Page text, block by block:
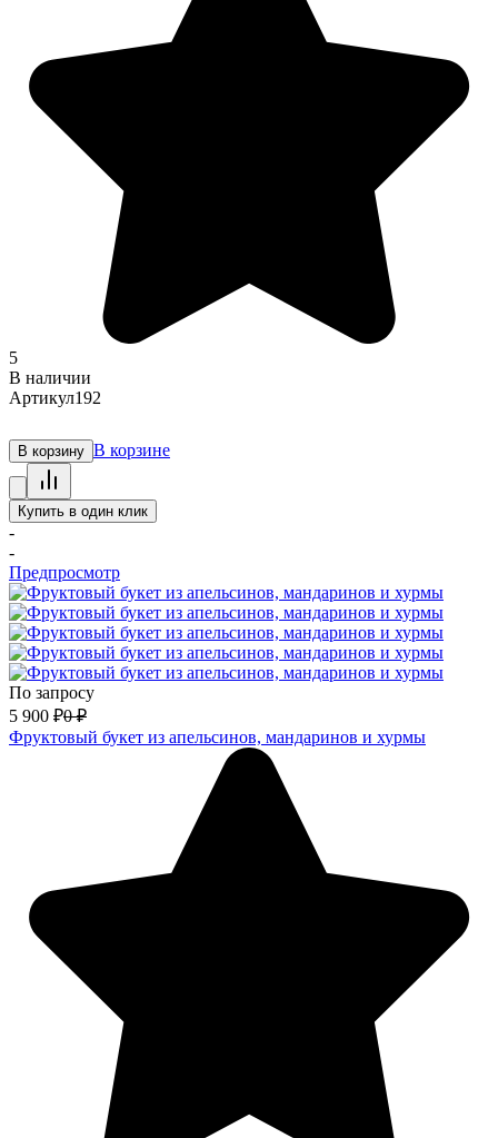
5
В наличии
Артикул192
В корзину В корзине
Купить в один клик
-
-
Предпросмотр
По запросу
5 900 ₽0 ₽
Фруктовый букет из апельсинов, мандаринов и хурмы